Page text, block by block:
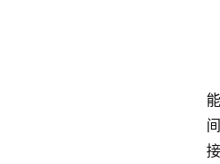
能
间
接